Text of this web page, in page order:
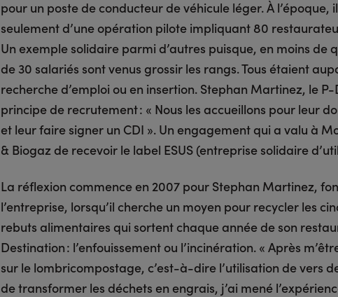
pour un poste de conducteur de véhicule léger. À l’époque,
seulement d’une opération pilote impliquant 80
Un exemple solidaire parmi d’autres puisque, en moins de
de 30 salariés sont venus grossir les rangs. Tous étaient
recherche d’emploi ou en insertion. Stephan Martinez, le
principe de recrutement : « Nous les accueillons pour leur
et leur faire signer un CDI ». Un engagement qui a valu à
& Biogaz de recevoir le label ESUS (entreprise solidaire
La réflexion commence en 2007 pour Stephan Martinez,
l’entreprise, lorsqu’il cherche un moyen pour recycler les
rebuts alimentaires qui sortent chaque année de son
Destination : l’enfouissement ou l’incinération. « Après
sur le lombricompostage, c’est-à-dire l’utilisation de vers
de transformer les déchets en engrais, j’ai mené